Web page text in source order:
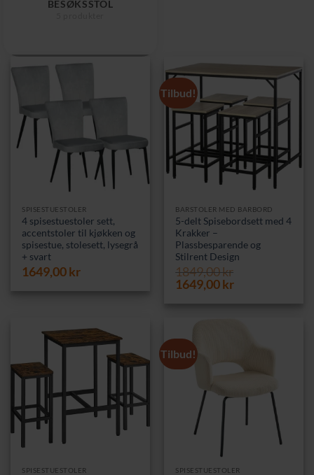
BESØKSSTOL
SPISESTUESTOLER
4 spisestuestoler sett,
accentstoler til kjøkken og
spisestue, stolesett, lysegrå
+ svart
1649,00kr
Tilbud!
BARSTOLER MED BARBORD
5-delt Spisebordsett med 4
Krakker –
Plassbesparende og
Stilrent Design
1849,00kr
Opprinnelig
1649,00krNåværende
SPISESTUESTOLER
Tilbud!
SPISESTUESTOLER